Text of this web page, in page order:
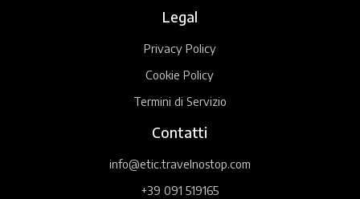
Legal
Privacy Policy
Cookie Policy
Termini di Servizio
Contatti
info@etic.travelnostop.com
+39 091 519165